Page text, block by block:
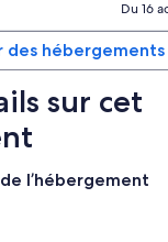
Du 16
des
sur cet
l’hébergement